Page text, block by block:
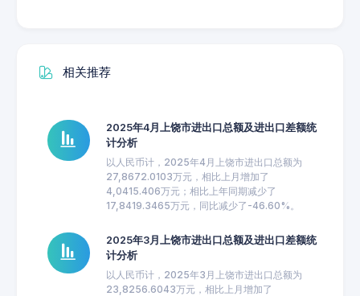
相关推荐
2025年4月上饶市进出口总额及进出口差额统
计分析
以人民币计，2025年4月上饶市进出口总额为
27,8672.0103万元，相比上月增加了
4,0415.406万元；相比上年同期减少了
17,8419.3465万元，同比减少了-46.60%。
2025年3月上饶市进出口总额及进出口差额统
计分析
以人民币计，2025年3月上饶市进出口总额为
23,8256.6043万元，相比上月增加了